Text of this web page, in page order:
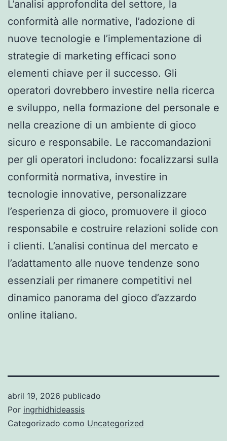
L’analisi approfondita del settore, la
conformità alle normative, l’adozione di
nuove tecnologie e l’implementazione di
strategie di marketing efficaci sono
elementi chiave per il successo. Gli
operatori dovrebbero investire nella ricerca
e sviluppo, nella formazione del personale e
nella creazione di un ambiente di gioco
sicuro e responsabile. Le raccomandazioni
per gli operatori includono: focalizzarsi sulla
conformità normativa, investire in
tecnologie innovative, personalizzare
l’esperienza di gioco, promuovere il gioco
responsabile e costruire relazioni solide con
i clienti. L’analisi continua del mercato e
l’adattamento alle nuove tendenze sono
essenziali per rimanere competitivi nel
dinamico panorama del gioco d’azzardo
online italiano.
abril 19, 2026 publicado
Por ingrhidhideassis
Categorizado como Uncategorized